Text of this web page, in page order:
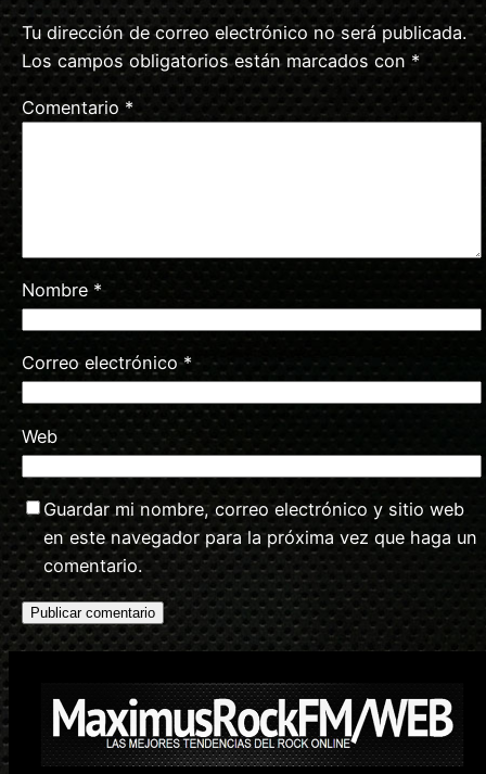
Tu dirección de correo electrónico no será publicada.
Los campos obligatorios están marcados con *
Comentario *
Nombre *
Correo electrónico*
Web
Guardar mi nombre, correo electrónico y sitio web
en este navegador para la próxima vez que haga un
comentario.